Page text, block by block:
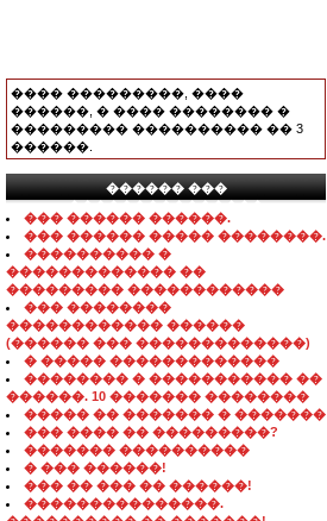
���� ���������, ����
������, � ���� �������� �
��������� ���������� �� 3
������.
������ ���
���������������
��� ������ ������.
��� ������ ����� ��������.
���������� �
������������� ��
��������� ������������
��� ��������
������������ ������
(������ ��� �������������)
� ����� �������������
�������� � ����������� ��
������. 10 ������� ��������
����� �� ������� � �������
��� ���� �� ���������?
������� ����������
� ��� ������!
��� �� ��� �� ������!
���������������.